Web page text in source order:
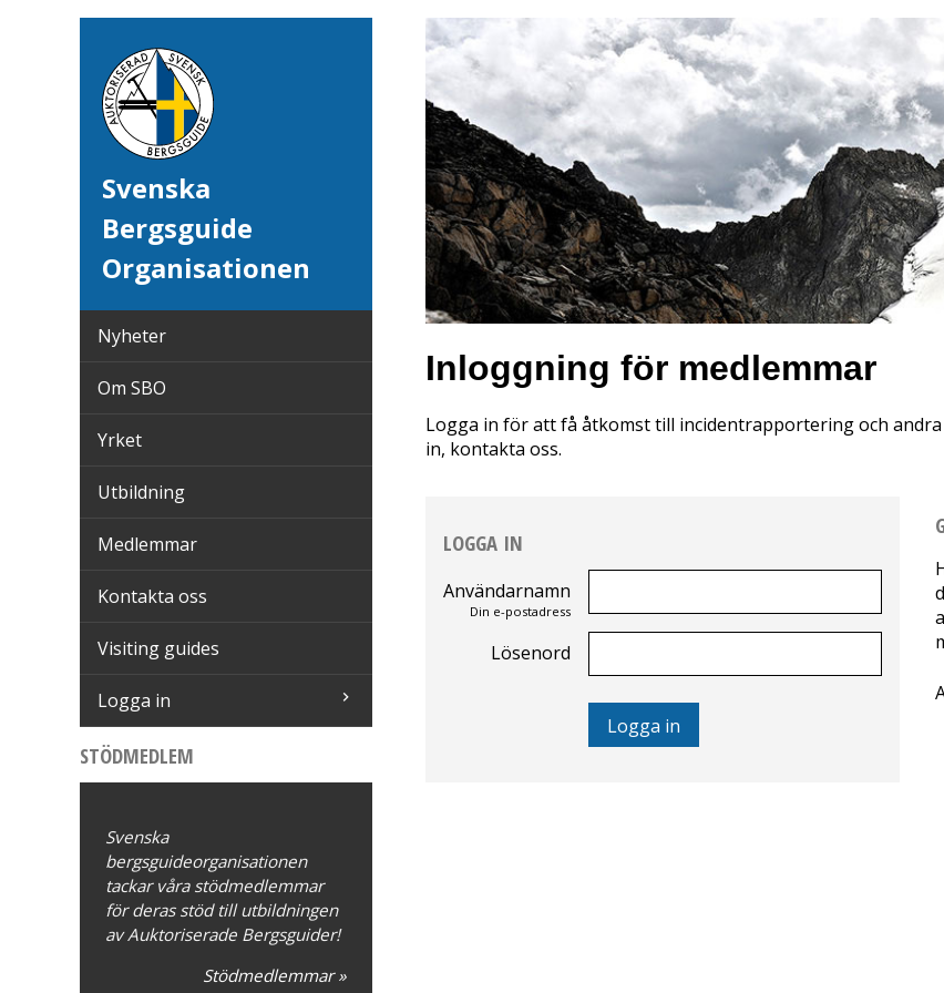
Svenska
Bergsguide
Organisationen
Nyheter
Om SBO
Yrket
Utbildning
Medlemmar
Kontakta oss
Visiting guides
Logga in
STÖDMEDLEM
Svenska
bergsguideorganisationen
tackar våra stödmedlemmar
för deras stöd till utbildningen
av Auktoriserade Bergsguider!
Stödmedlemmar »
Inloggning för medlemmar
Logga in för att få åtkomst till incidentrapportering och
in, kontakta oss.
LOGGA IN
Användarnamn
Din e-postadress
Lösenord
Logga in